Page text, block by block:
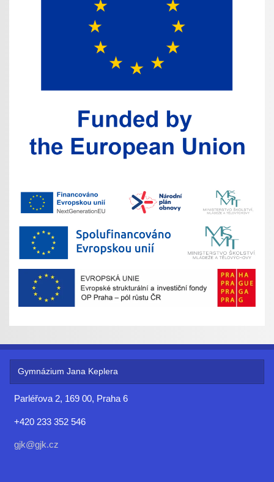
Gymnázium Jana Keplera
Parléřova 2, 169 00, Praha 6
+420 233 352 546
gjk@gjk.cz